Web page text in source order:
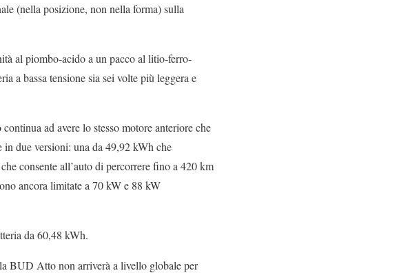
(nella posizione, non nella forma) sulla
al piombo-acido a un pacco al litio-ferro-
a bassa tensione sia sei volte più leggera e
ad avere lo stesso motore anteriore che
due versioni: una da 49,92 kWh che
consente all’auto di percorrere fino a 420 km
ancora limitate a 70 kW e 88 kW
da 60,48 kWh.
BUD Atto non arriverà a livello globale per